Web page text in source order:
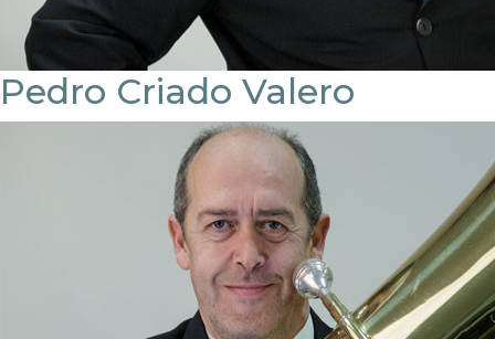
Pedro Criado Valero